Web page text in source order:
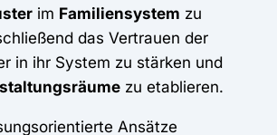
im Familiensystem zu
das Vertrauen der
in ihr System zu stärken und
zu etablieren.
Ansätze